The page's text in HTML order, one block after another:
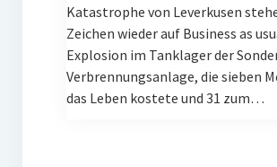
Katastrophe von Leverkusen
Zeichen wieder auf Business as
Explosion im Tanklager der
Verbrennungsanlage, die sieben
das Leben kostete und 31 zum…